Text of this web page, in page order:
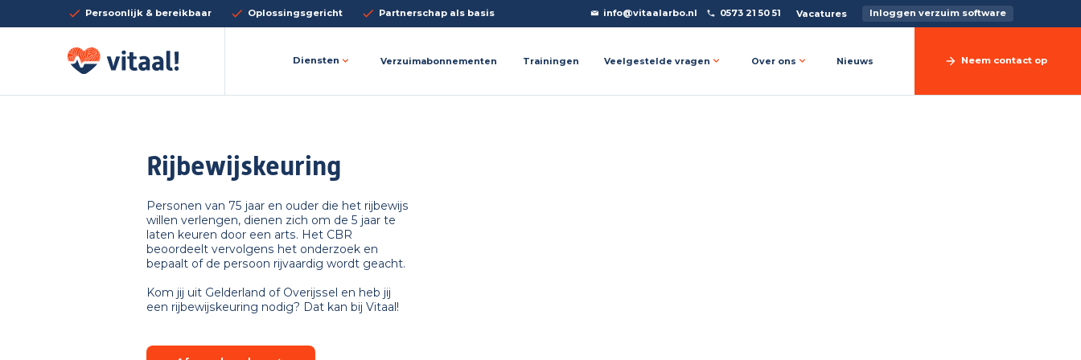
Persoonlijk & bereikbaar Oplossingsgericht Partnerschap als basis info@vitaalarbo.nl 0573 21 50 51 Vacatures Inloggen verzuim software
Diensten Verzuimabonnementen Trainingen Veelgestelde vragen Over ons Nieuws Neem contact op
Rijbewijskeuring
Personen van 75 jaar en ouder die het rijbewijs
willen verlengen, dienen zich om de 5 jaar te
laten keuren door een arts. Het CBR
beoordeelt vervolgens het onderzoek en
bepaalt of de persoon rijvaardig wordt geacht.
Kom jij uit Gelderland of Overijssel en heb jij
een rijbewijskeuring nodig? Dat kan bij Vitaal!